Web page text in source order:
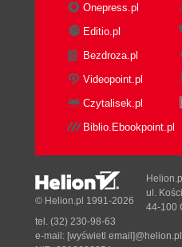
Onepress.pl
Editio.pl
Bezdroza.pl
Videopoint.pl
Czytalisek.pl
Biblio.Ebookpoint.pl
© Helion.pl 1991-2026
ul.
44-100
tel. (32) 230-98-63
e-mail: [wyświetl email]@helion.pl